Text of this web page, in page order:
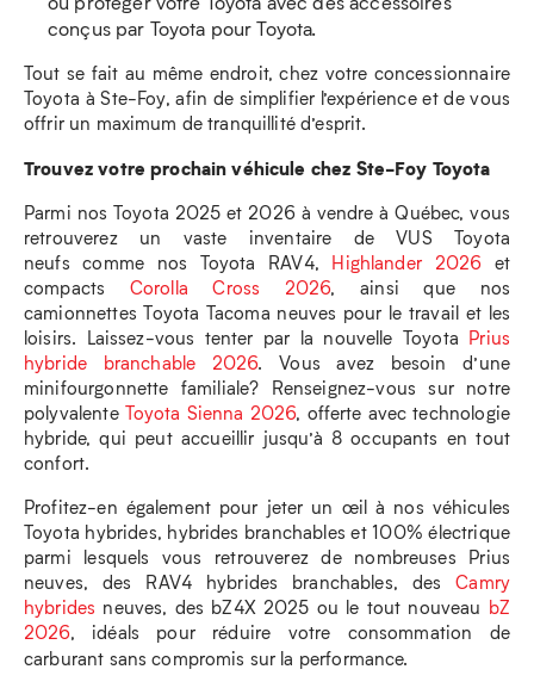
conçus par Toyota pour Toyota.
Tout se fait au même endroit, chez votre concessionnaire
Toyota à Ste-Foy, afin de simplifier l’expérience et de vous
offrir un maximum de tranquillité d’esprit.
Trouvez votre prochain véhicule chez Ste-Foy Toyota
Parmi nos Toyota 2025 et 2026 à vendre à Québec, vous
retrouverez un vaste inventaire de VUS Toyota
neufs comme nos Toyota RAV4, Highlander 2026 et
compacts Corolla Cross 2026, ainsi que nos
camionnettes Toyota Tacoma neuves pour le travail et les
loisirs. Laissez-vous tenter par la nouvelle Toyota Prius
hybride branchable 2026. Vous avez besoin d’une
minifourgonnette familiale? Renseignez-vous sur notre
polyvalente Toyota Sienna 2026, offerte avec technologie
hybride, qui peut accueillir jusqu’à 8 occupants en tout
confort.
Profitez-en également pour jeter un œil à nos véhicules
Toyota hybrides, hybrides branchables et 100% électrique
parmi lesquels vous retrouverez de nombreuses Prius
neuves, des RAV4 hybrides branchables, desCamry
hybrides neuves, des bZ4X 2025 ou le tout nouveau bZ
2026, idéals pour réduire votre consommation de
carburant sans compromis sur la performance.